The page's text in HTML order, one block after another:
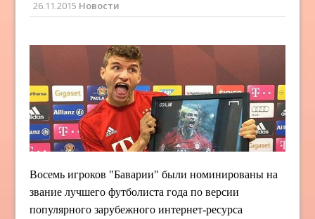
26.11.2015 Новости
Восемь игроков "Баварии" были номинированы на
звание лучшего футболиста года по версии
популярного зарубежного интернет-ресурса